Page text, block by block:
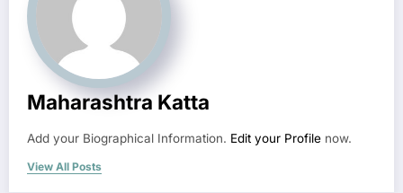
Maharashtra Katta
Add your Biographical Information. Edit your Profile now.
View All Posts